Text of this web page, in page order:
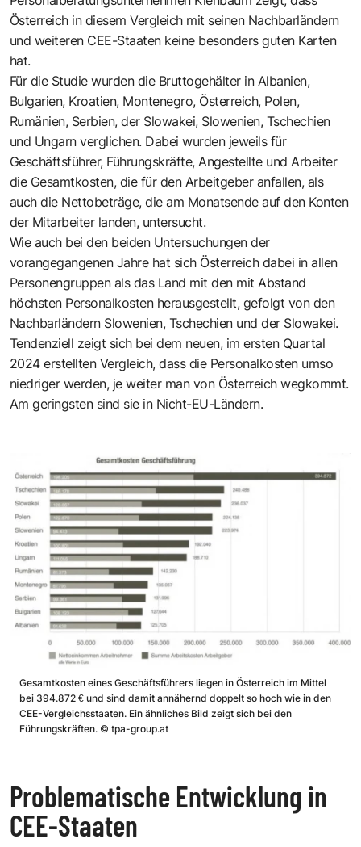
Österreich in diesem Vergleich mit seinen Nachbarländern
und weiteren CEE-Staaten keine besonders guten Karten
hat.
Für die Studie wurden die Bruttogehälter in Albanien,
Bulgarien, Kroatien, Montenegro, Österreich, Polen,
Rumänien, Serbien, der Slowakei, Slowenien, Tschechien
und Ungarn verglichen. Dabei wurden jeweils für
Geschäftsführer, Führungskräfte, Angestellte und Arbeiter
die Gesamtkosten, die für den Arbeitgeber anfallen, als
auch die Nettobeträge, die am Monatsende auf den Konten
der Mitarbeiter landen, untersucht.
Wie auch bei den beiden Untersuchungen der
vorangegangenen Jahre hat sich Österreich dabei in allen
Personengruppen als das Land mit den mit Abstand
höchsten Personalkosten herausgestellt, gefolgt von den
Nachbarländern Slowenien, Tschechien und der Slowakei.
Tendenziell zeigt sich bei dem neuen, im ersten Quartal
2024 erstellten Vergleich, dass die Personalkosten umso
niedriger werden, je weiter man von Österreich wegkommt.
Am geringsten sind sie in Nicht-EU-Ländern.
Gesamtkosten eines Geschäftsführers liegen in Österreich im Mittel
bei 394.872 € und sind damit annähernd doppelt so hoch wie in den
CEE-Vergleichsstaaten. Ein ähnliches Bild zeigt sich bei den
Führungskräften. © tpa-group.at
Problematische Entwicklung in
CEE-Staaten